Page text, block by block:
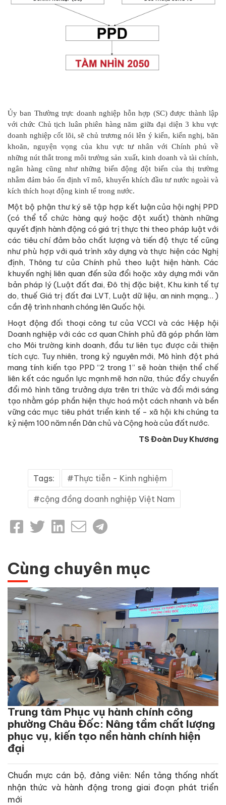
Ủy ban Thường trực doanh nghiệp hỗn hợp (SC) được thành lập
với chức Chủ tịch luân phiên hàng năm giữa đại diện 3 khu vực
doanh nghiệp cốt lõi, sẽ chủ trương nói lên ý kiến, kiến nghị, băn
khoăn, nguyện vọng của khu vực tư nhân với Chính phủ về
những nút thắt trong môi trường sản xuất, kinh doanh và tài chính,
ngân hàng cũng như những biến động đột biến của thị trường
nhằm đảm bảo ổn định vĩ mô, khuyến khích đầu tư nước ngoài và
kích thích hoạt động kinh tế trong nước.
Một bộ phận thư ký sẽ tập hợp kết luận của hội nghị PPD
(có thể tổ chức hàng quý hoặc đột xuất) thành những
quyết định hành động có giá trị thực thi theo pháp luật với
các tiêu chí đảm bảo chất lượng và tiến độ thực tế cũng
như phù hợp với quá trình xây dựng và thực hiện các Nghị
định, Thông tư của Chính phủ theo luật hiện hành. Các
khuyến nghị liên quan đến sửa đổi hoặc xây dựng mới văn
bản pháp lý (Luật đất đai, Đô thị đặc biệt, Khu kinh tế tự
do, thuế Giá trị đất đai LVT, Luật dữ liệu, an ninh mạng… )
cần đệ trình nhanh chóng lên Quốc hội.
Hoạt động đối thoại công tư của VCCI và các Hiệp hội
Doanh nghiệp với các cơ quan Chính phủ đã góp phần làm
cho Môi trường kinh doanh, đầu tư liên tục được cải thiện
tích cực. Tuy nhiên, trong kỷ nguyên mới, Mô hình đột phá
mang tính kiến tạo PPD “2 trong 1” sẽ hoàn thiện thể chế
liên kết các nguồn lực mạnh mẽ hơn nữa, thúc đẩy chuyển
đổi mô hình tăng trưởng dựa trên tri thức và đổi mới sáng
tạo nhằm góp phần hiện thực hoá một cách nhanh và bền
vững các mục tiêu phát triển kinh tế - xã hội khi chúng ta
kỷ niệm 100 năm nền Dân chủ và Cộng hoà của đất nước.
TS Đoàn Duy Khương
Tags: Thực tiễn - Kinh nghiệm
cộng đồng doanh nghiệp Việt Nam
Cùng chuyên mục
Trung tâm Phục vụ hành chính công
phường Châu Đốc: Nâng tầm chất lượng
phục vụ, kiến tạo nền hành chính hiện
đại
Chuẩn mực cán bộ, đảng viên: Nền tảng thống nhất
nhận thức và hành động trong giai đoạn phát triển
mới